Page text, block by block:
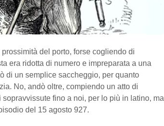
del porto, forse cogliendo di
era ridotta di numero e impreparata a una
di un semplice saccheggio, per quanto
No, andò oltre, compiendo un atto di
sopravvissute fino a noi, per lo più in latino, ma
del 15 agosto 927.